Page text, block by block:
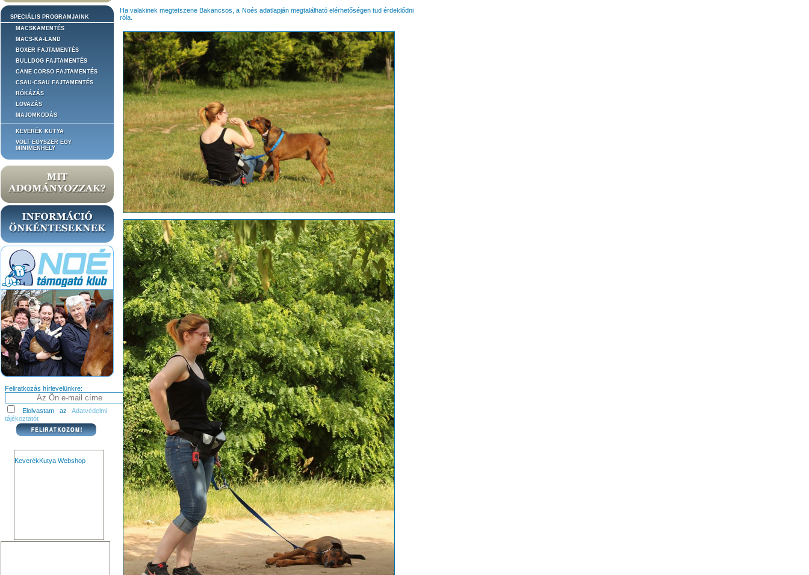
SPECIÁLIS PROGRAMJAINK
MACSKAMENTÉS
MACS-KA-LAND
BOXER FAJTAMENTÉS
BULLDOG FAJTAMENTÉS
CANE CORSO FAJTAMENTÉS
CSAU-CSAU FAJTAMENTÉS
RÓKÁZÁS
LOVAZÁS
MAJOMKODÁS
KEVERÉK KUTYA
VOLT EGYSZER EGY
MINIMENHELY
Feliratkozás hírlevelünkre:
Elolvastam az Adatvédelmi
tájékoztatót
KeverékKutya Webshop
Ha valakinek megtetszene Bakancsos, a Noés adatlapján megtalálható elérhetőségen tud érdeklődni
róla.